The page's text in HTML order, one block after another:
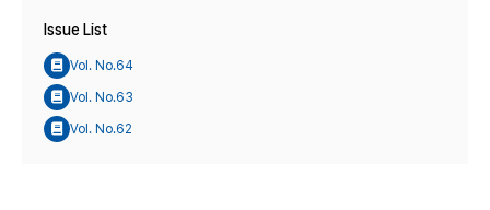
Issue List
Vol. No.64
Vol. No.63
Vol. No.62